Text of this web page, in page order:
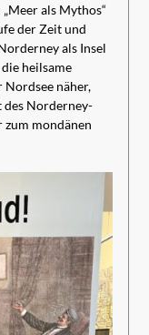
als Mythos“
der Zeit und
als Insel
heilsame
Nordsee näher,
des Norderney-
mondänen